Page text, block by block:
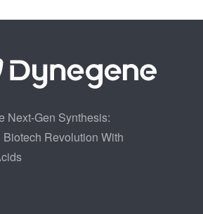
Next-Gen Synthesis:
Revolution With